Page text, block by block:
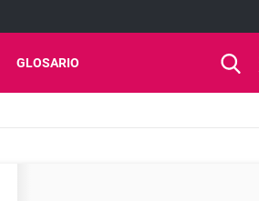
GLOSARIO